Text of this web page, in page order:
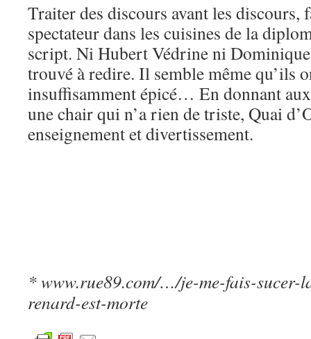
Traiter des discours avant les discours,
spectateur dans les cuisines de la
script. Ni Hubert Védrine ni
trouvé à redire. Il semble même qu’ils
insuffisamment épicé… En donnant
une chair qui n’a rien de triste, Quai
enseignement et divertissement.
* www.rue89.com/…/je-me-fais-sucer-
renard-est-morte